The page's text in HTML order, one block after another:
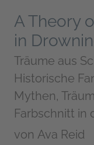
A Theory
in
Träume aus
Historische
Mythen,
Farbschnitt in
von Ava Reid